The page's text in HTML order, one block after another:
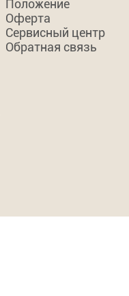
Положение
Оферта
Сервисный центр
Обратная связь